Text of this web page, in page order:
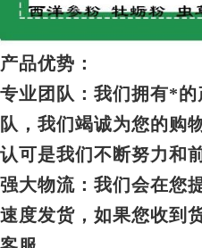
产品优势：
专业团队：我们拥有*的
队，我们竭诚为您的购
认可是我们不断努力和
强大物流：我们会在您
速度发货，如果您收到